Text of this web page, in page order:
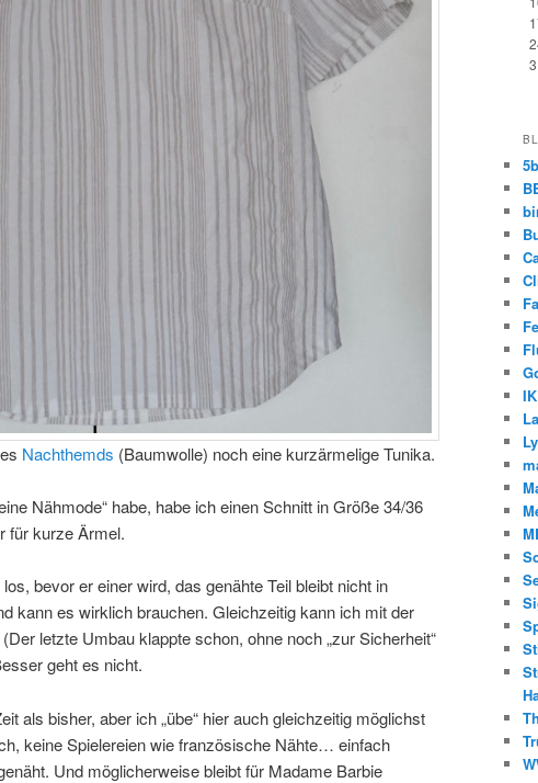
Nachthemds (Baumwolle) noch eine kurzärmelige Tunika.
Nähmode“ habe, habe ich einen Schnitt in Größe 34/36
für kurze Ärmel.
bevor er einer wird, das genähte Teil bleibt nicht in
kann es wirklich brauchen. Gleichzeitig kann ich mit der
letzte Umbau klappte schon, ohne noch „zur Sicherheit“
geht es nicht.
als bisher, aber ich „übe“ hier auch gleichzeitig möglichst
keine Spielereien wie französische Nähte… einfach
Und möglicherweise bleibt für Madame Barbie